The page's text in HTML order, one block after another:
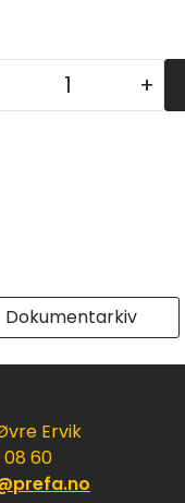
+
Dokumentarkiv
Ervik
60